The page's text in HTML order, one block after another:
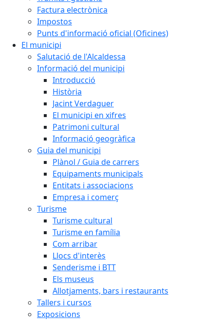
Factura electrònica
Impostos
Punts d'informació oficial (Oficines)
El municipi
Salutació de l'Alcaldessa
Informació del municipi
Introducció
Història
Jacint Verdaguer
El municipi en xifres
Patrimoni cultural
Informació geogràfica
Guia del municipi
Plànol / Guia de carrers
Equipaments municipals
Entitats i associacions
Empresa i comerç
Turisme
Turisme cultural
Turisme en família
Com arribar
Llocs d'interès
Senderisme i BTT
Els museus
Allotjaments, bars i restaurants
Tallers i cursos
Exposicions